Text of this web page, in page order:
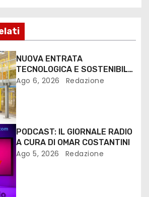
NUOVA ENTRATA
TECNOLOGICA E SOSTENIBILE
PER I MEZZI PESANTI ALLA
Ago 6, 2026 Redazione
PODCAST: IL GIORNALE RADIO
A CURA DI OMAR COSTANTINI
Ago 5, 2026 Redazione